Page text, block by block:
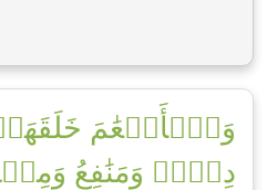
وَٱلۡأَنۡعَٰمَ خَلَقَهَاۖ
دِفۡءٞ وَمَنَٰفِعُ